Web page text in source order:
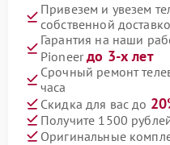
Привезем и увезем
собственной
Гарантия на наши
Pioneerдо 3-х лет
Срочный ремонт
часа
Скидка для вас до
Получите 1500
Оригинальные